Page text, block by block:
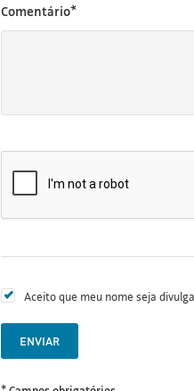
Comentário*
Aceito que meu nome seja
ENVIAR